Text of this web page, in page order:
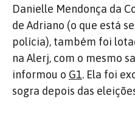
Danielle Mendonça da
de Adriano (o que está
polícia), também foi
na Alerj, com o mesmo
informou o G1. Ela foi
sogra depois das